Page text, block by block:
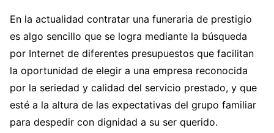
En la actualidad contratar una funeraria de prestigio
es algo sencillo que se logra mediante la búsqueda
por Internet de diferentes presupuestos que facilitan
la oportunidad de elegir a una empresa reconocida
por la seriedad y calidad del servicio prestado, y que
esté a la altura de las expectativas del grupo familiar
para despedir con dignidad a su ser querido.